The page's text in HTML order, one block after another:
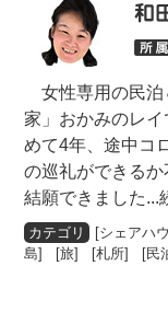
和
女性専用の民泊
家」おかみのレ
めて4年、途中コ
の巡礼ができる
結願できました...
[シェアハ
島] [旅] [札所] [民